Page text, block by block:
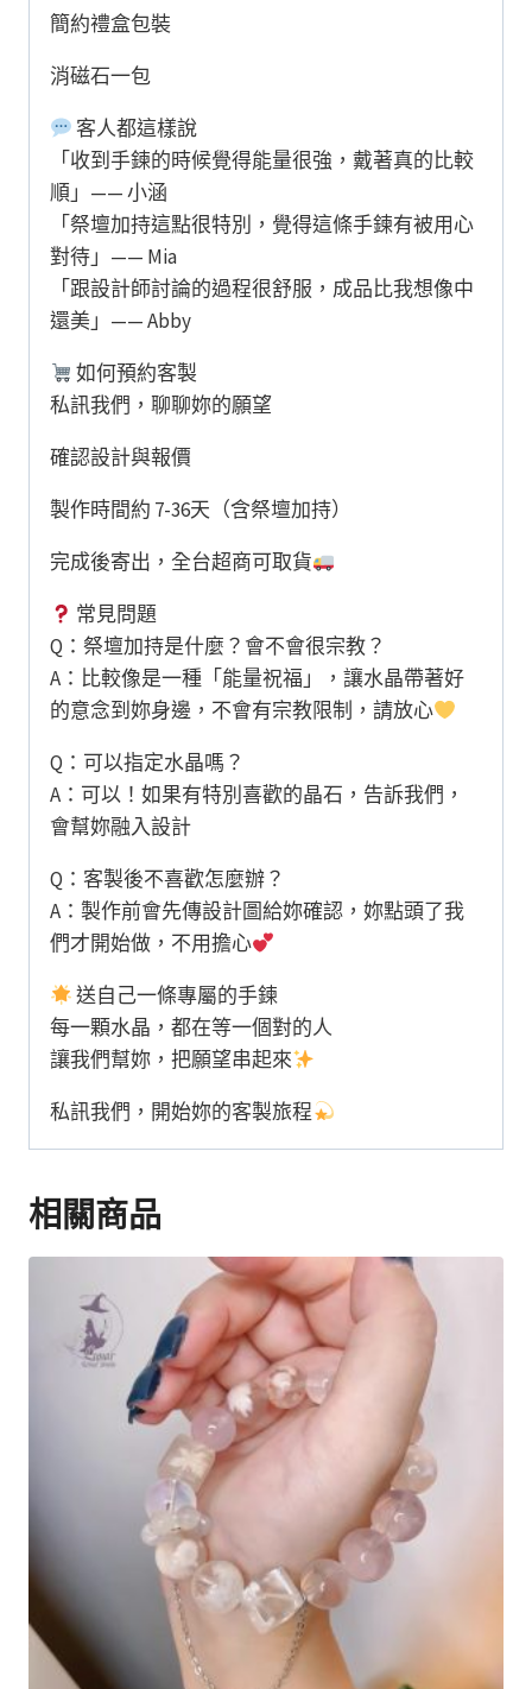
簡約禮盒包裝
消磁石一包
客人都這樣說
「收到手鍊的時候覺得能量很強，戴著真的比較
順」—— 小涵
「祭壇加持這點很特別，覺得這條手鍊有被用心
對待」—— Mia
「跟設計師討論的過程很舒服，成品比我想像中
還美」—— Abby
如何預約客製
私訊我們，聊聊妳的願望
確認設計與報價
製作時間約 7-36天（含祭壇加持）
完成後寄出，全台超商可取貨
常見問題
Q：祭壇加持是什麼？會不會很宗教？
A：比較像是一種「能量祝福」，讓水晶帶著好
的意念到妳身邊，不會有宗教限制，請放心
Q：可以指定水晶嗎？
A：可以！如果有特別喜歡的晶石，告訴我們，
會幫妳融入設計
Q：客製後不喜歡怎麼辦？
A：製作前會先傳設計圖給妳確認，妳點頭了我
們才開始做，不用擔心
送自己一條專屬的手鍊
每一顆水晶，都在等一個對的人
讓我們幫妳，把願望串起來
私訊我們，開始妳的客製旅程
相關商品